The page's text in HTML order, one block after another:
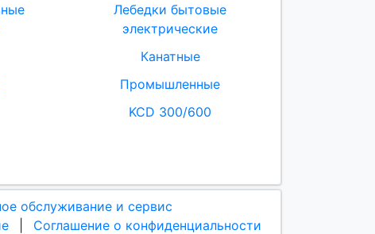
Лебедки бытовые
электрические
Канатные
Промышленные
KCD 300/600
обслуживание и сервис
Соглашение о конфиденциальности